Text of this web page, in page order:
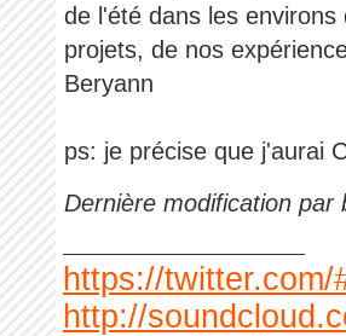
de l'été dans les
projets, de nos
Beryann
ps: je précise que j'aurai
Dernière modification par
https://twitter.com/
http://